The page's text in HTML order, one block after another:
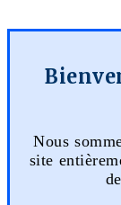
Nous
site